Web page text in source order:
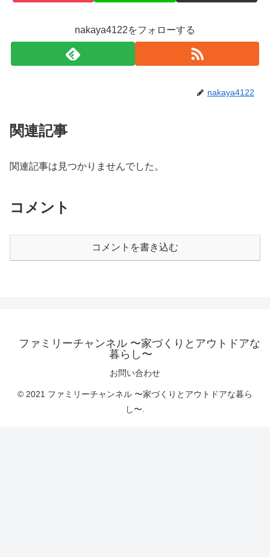
nakaya4122をフォローする
nakaya4122
関連記事
関連記事は見つかりませんでした。
コメント
コメントを書き込む
ファミリーチャンネル 〜家づくりとアウトドアな
暮らし〜
お問い合わせ
© 2021 ファミリーチャンネル 〜家づくりとアウトドアな暮ら
し〜.